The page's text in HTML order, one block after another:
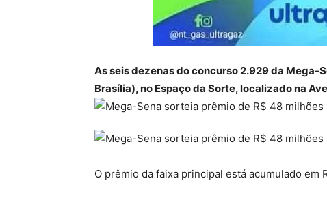
As seis dezenas do concurso 2.929 da Mega-
Brasília), no Espaço da Sorte, localizado na
O prêmio da faixa principal está acumulado em